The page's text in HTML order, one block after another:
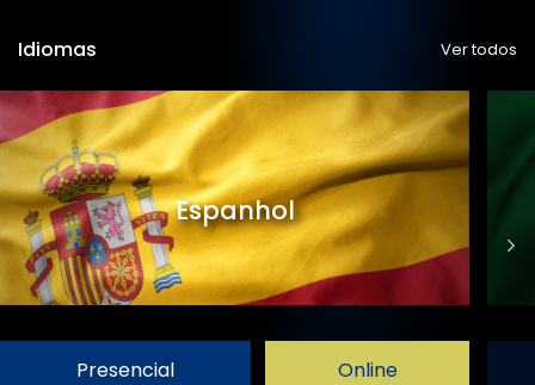
Idiomas Ver todos
Espanhol
Presencial Online